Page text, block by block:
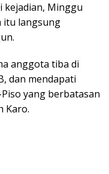
kejadian, Minggu
itu langsung
anggota tiba di
dan mendapati
yang berbatasan
Karo.